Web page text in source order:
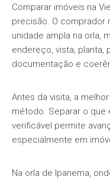
Comparar imóveis na
precisão. O comprador
unidade ampla na orla,
endereço, vista, planta,
documentação e
Antes da visita, a
método. Separar o
verificável permite
especialmente em
Na orla de Ipanema,